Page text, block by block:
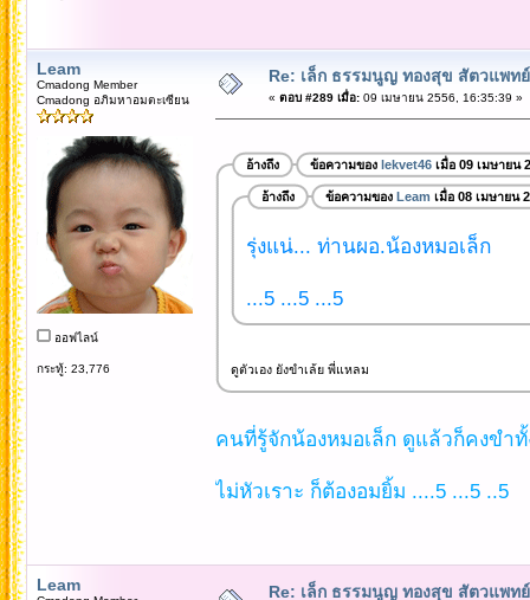
Leam
Cmadong Member
Cmadong อภิมหาอมตะเซียน
ออฟไลน์
กระทู้: 23,776
Re: เล็ก ธรรมนูญ ทองสุข สัตวแพท
« ตอบ #289 เมื่อ:09 เมษายน 2556, 16:35:39 »
อ้างถึง ข้อความของ lekvet46เมื่อ 09 เมษายน
อ้างถึง ข้อความของ Leam เมื่อ 08 เมษายน
รุ่งแน่... ท่านผอ.น้องหมอเล็ก
...5 ...5 ...5
ดูตัวเอง ยังขำเล้ย พี่แหลม
คนที่รู้จักน้องหมอเล็ก ดูแล้วก็คงขำ
ไม่หัวเราะ ก็ต้องอมยิ้ม ....5 ...5 ..5
Leam Re: เล็ก ธรรมนูญ ทองสุข สัตวแพท